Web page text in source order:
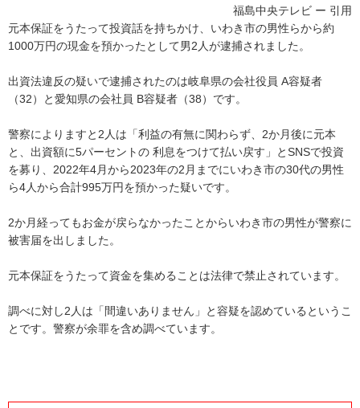
福島中央テレビ ー 引用
元本保証をうたって投資話を持ちかけ、いわき市の男性らから約
1000万円の現金を預かったとして男2人が逮捕されました。
出資法違反の疑いで逮捕されたのは岐阜県の会社役員 A容疑者
（32）と愛知県の会社員 B容疑者（38）です。
警察によりますと2人は「利益の有無に関わらず、2か月後に元本
と、出資額に5パーセントの 利息をつけて払い戻す」とSNSで投資
を募り、2022年4月から2023年の2月までにいわき市の30代の男性
ら4人から合計995万円を預かった疑いです。
2か月経ってもお金が戻らなかったことからいわき市の男性が警察に
被害届を出しました。
元本保証をうたって資金を集めることは法律で禁止されています。
調べに対し2人は「間違いありません」と容疑を認めているというこ
とです。警察が余罪を含め調べています。